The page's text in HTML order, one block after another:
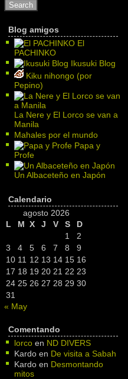
Blog amigos
El
PACHINKO
Ikusuki Blog
Kiku nihongo (por
Pepino)
La Nere y El Lorco se van a
Manila
Mahales por el mundo
Papa y
Profe
Un Albaceteño en Japón
Calendario
agosto 2026
L
M X J V S
D
1
2
3
4 5 6 7 8
9
10 11 12 13 14 15 16
17 18 19 20 21 22 23
24 25 26 27 28 29 30
31
« May
Comentando
lorco en ND DIVERS
Kardo en De visita a Sabah
Kardo en Desmontando
mitos